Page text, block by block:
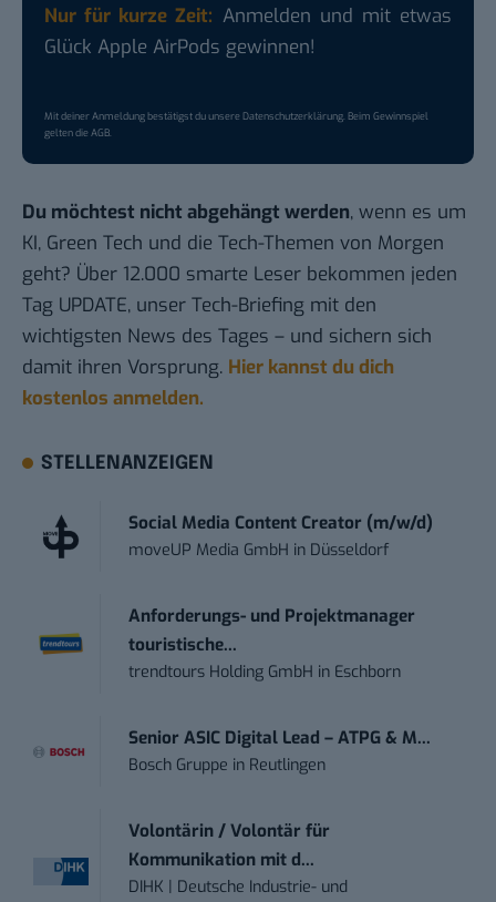
Nur für kurze Zeit: Anmelden und mit etwas
Glück Apple AirPods gewinnen!
Mit deiner Anmeldung bestätigst du unsereDatenschutzerklärung. Beim Gewinnspiel
gelten dieAGB.
Du möchtest nicht abgehängt werden, wenn es um
KI, Green Tech und die Tech-Themen von Morgen
geht? Über 12.000 smarte Leser bekommen jeden
Tag UPDATE, unser Tech-Briefing mit den
wichtigsten News des Tages – und sichern sich
damit ihren Vorsprung. Hier kannst du dich
kostenlos anmelden.
STELLENANZEIGEN
Social Media Content Creator (m/w/d)
moveUP Media GmbH in Düsseldorf
Anforderungs- und Projektmanager
touristische...
trendtours Holding GmbH in Eschborn
Senior ASIC Digital Lead – ATPG & M...
Bosch Gruppe in Reutlingen
Volontärin / Volontär für
Kommunikation mit d...
DIHK | Deutsche Industrie- und